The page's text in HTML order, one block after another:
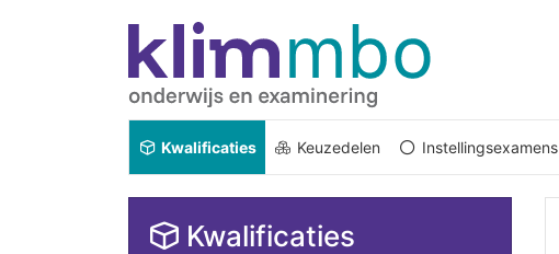
Kwalificaties Keuzedelen Instellingsexamens
Kwalificaties